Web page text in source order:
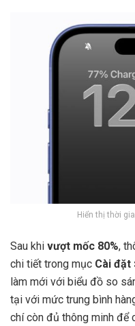
Hiển thị thời
Sau khi vượt mốc 80%,
chi tiết trong mục Cài đặt
làm mới với biểu đồ so
tại với mức trung bình
chí còn đủ thông minh để